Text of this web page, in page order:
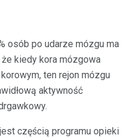
osób po udarze mózgu ma
kiedy kora mózgowa
ten rejon mózgu
aktywność
częścią programu opieki